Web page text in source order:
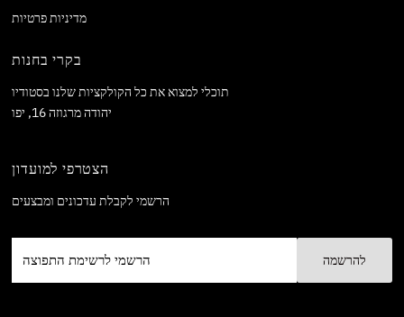
מדיניות פרטיות
בקרי בחנות
יהודה מרגוזה 16, יפו
הצטרפי למועדון
הרשמי לקבלת עדכונים ומבצעים
לרשימת
התפוצה